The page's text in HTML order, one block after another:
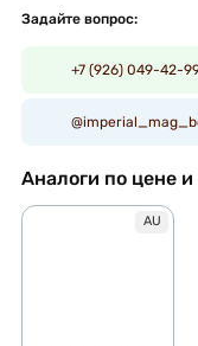
Задайте вопрос:
+7 (926) 049-42-
Аналоги по цене
AU